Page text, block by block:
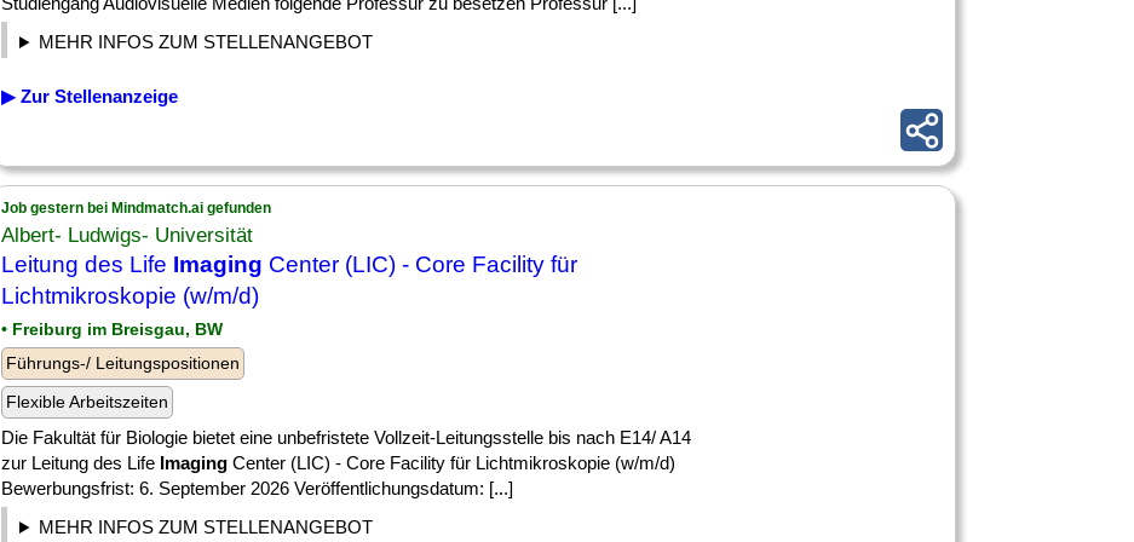
MEHR INFOS ZUM STELLENANGEBOT
▶ Zur Stellenanzeige
Job gestern bei Mindmatch.ai gefunden
Albert- Ludwigs- Universität
Leitung des Life Imaging Center (LIC) - Core Facility für
Lichtmikroskopie (w/m/d)
• Freiburg im Breisgau, BW
Führungs-/ Leitungspositionen
Flexible Arbeitszeiten
Die Fakultät für Biologie bietet eine unbefristete Vollzeit-Leitungsstelle bis nach E14/ A14
zur Leitung des Life Imaging Center (LIC) - Core Facility für Lichtmikroskopie (w/m/d)
Bewerbungsfrist: 6. September 2026 Veröffentlichungsdatum: [...]
MEHR INFOS ZUM STELLENANGEBOT